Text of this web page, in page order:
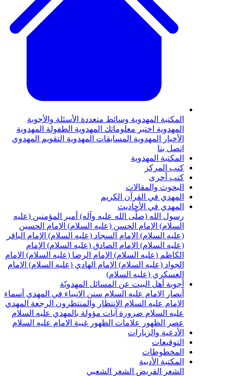
المهدويةوسائط متعددةالأسئلة والأجوبة
اختبر معلوماتك المهدويةالطفولة المهدوية
المهدويةالمسابقات المهدويةالتقويم المهدوي
المهدوية
والمقالات
في القرآن الكريم
في الأحاديث
الله (صلّى الله عليه وآله) أمير المؤمنين (عليه
الإمام الحسن (عليه السلام) الإمام الحسين
الإمام السجاد (عليه السلام) الإمام الباقر
الإمام الصادق (عليه السلام) الإمام
(عليه السلام) الإمام الرضا (عليه السلام) الإمام
(عليه السلام) الإمام الهادي (عليه السلام) الإمام
(عليه السلام)
أهل البيت عن المسائل المهدويّة
الإمام عليه السلامسنن الانبياء في المهديأسماء
عليه السلامالانتظار والمنتظرونالرجعةالمهدي
السلام ضرورة آيات مؤولة بالمهدي عليه السلام
علامات الظهورغيبة الامام عليه السلام
والزيارات
الأدبية
الشعر الشعبي